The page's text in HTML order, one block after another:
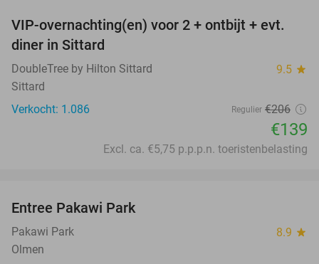
33%
VIP-overnachting(en) voor 2 + ontbijt + evt.
diner in Sittard
DoubleTree by Hilton Sittard 9.5 star
Sittard
Verkocht: 1.086
Regulier €206
€139
Excl. ca. €5,75 p.p.p.n. toeristenbelasting
Entree Pakawi Park
Pakawi Park 8.9 star
Olmen